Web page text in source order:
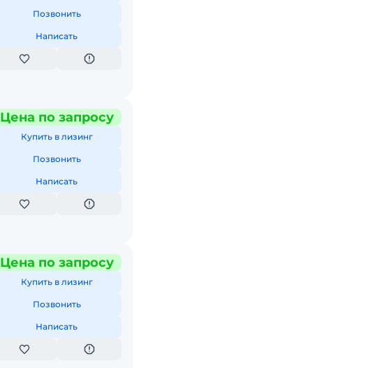
Позвонить
Написать
Цена по запросу
Купить в лизинг
Позвонить
Написать
Цена по запросу
Купить в лизинг
Позвонить
Написать